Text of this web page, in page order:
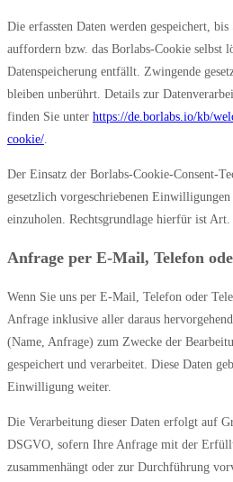
Die erfassten Daten werden gespeichert,
auffordern bzw. das Borlabs-Cookie selbst
Datenspeicherung entfällt. Zwingende
bleiben unberührt. Details zur
finden Sie unter https://de.borlabs.io/kb/
cookie/.
Der Einsatz der Borlabs-Cookie-Consent-
gesetzlich vorgeschriebenen
einzuholen. Rechtsgrundlage hierfür ist
Anfrage per E-Mail, Telefon
Wenn Sie uns per E-Mail, Telefon oder
Anfrage inklusive aller daraus
(Name, Anfrage) zum Zwecke der
gespeichert und verarbeitet. Diese Daten
Einwilligung weiter.
Die Verarbeitung dieser Daten erfolgt auf
DSGVO, sofern Ihre Anfrage mit der
zusammenhängt oder zur Durchführung